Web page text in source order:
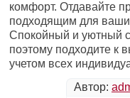
комфорт. Отдавайте
подходящим для
Спокойный и уютный
поэтому подходите к
учетом всех
Автор: